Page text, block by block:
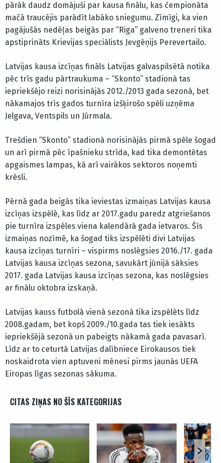
pārāk daudz domājuši par kausa finālu, kas čempionāta
mačā traucējis parādīt labāko sniegumu. Zīmīgi, ka vien
pagājušās nedēļas beigās par “Riga” galveno treneri tika
apstiprināts Krievijas speciālists Jevgēņijs Perevertailo.
Latvijas kausa izcīņas fināls Latvijas galvaspilsētā notika
pēc trīs gadu pārtraukuma – “Skonto” stadionā tas
iepriekšējo reizi norisinājās 2012./2013 gada sezonā, bet
nākamajos trīs gados turnīra izšķirošo spēli uzņēma
Jelgava, Ventspils un Jūrmala.
Trešdien “Skonto” stadionā norisinājās pirmā spēle šogad
un arī pirmā pēc īpašnieku strīda, kad tika demontētas
apgaismes lampas, kā arī vairākos sektoros noņemti
krēsli.
Pērnā gada beigās tika ieviestas izmaiņas Latvijas kausa
izcīņas izspēlē, kas līdz ar 2017.gadu paredz atgriešanos
pie turnīra izspēles viena kalendārā gada ietvaros. Šīs
izmaiņas nozīmē, ka šogad tiks izspēlēti divi Latvijas
kausa izcīņas turnīri – vispirms noslēgsies 2016./17. gada
Latvijas kausa izcīņas sezona, savukārt jūnijā sāksies
2017. gada Latvijas kausa izcīņas sezona, kas noslēgsies
ar finālu oktobra izskaņā.
Latvijas kauss futbolā vienā sezonā tika izspēlēts līdz
2008.gadam, bet kopš 2009./10.gada tas tiek iesākts
iepriekšējā sezonā un pabeigts nākamā gada pavasarī.
Līdz ar to ceturtā Latvijas dalībniece Eirokausos tiek
noskaidrota vien aptuveni mēnesi pirms jaunās UEFA
Eiropas līgas sezonas sākuma.
CITAS ZIŅAS NO ŠĪS KATEGORIJAS